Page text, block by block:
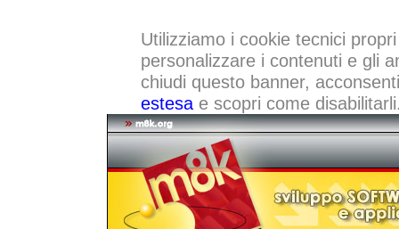
Utilizziamo i cookie tecnici
personalizzare i contenuti e gli
chiudi questo banner,
estesae scopri come